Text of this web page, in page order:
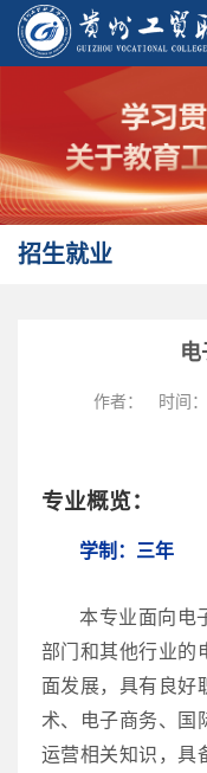
招生就业
电
作者： 时间
专业概览：
学制：三年
本专业面向电
部门和其他行业的
面发展，具有良好
术、电子商务、国
运营相关知识，具